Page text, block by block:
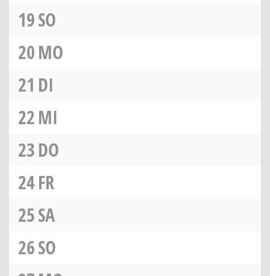
19SO
20MO
21 DI
22MI
23DO
24FR
25SA
26SO